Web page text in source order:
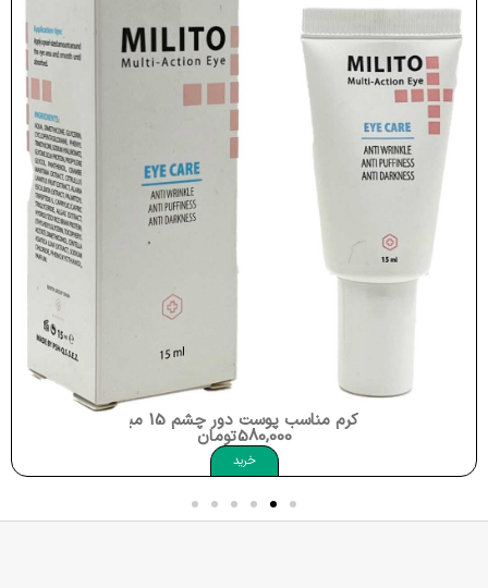
کرم مناسب پوست دور چشم 15 میلی لیتر میلیتو Milito Eye Care 15ml
580,000تومان
خرید